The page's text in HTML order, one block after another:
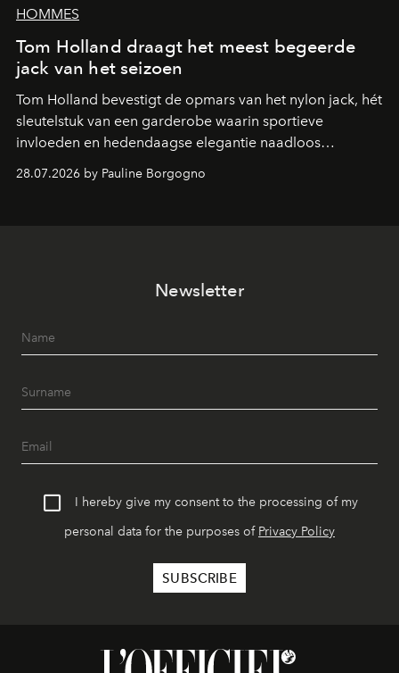
HOMMES
Tom Holland draagt het meest begeerde
jack van het seizoen
Tom Holland bevestigt de opmars van het nylon jack, hét
sleutelstuk van een garderobe waarin sportieve
invloeden en hedendaagse elegantie naadloos
samenkomen.
28.07.2026 by Pauline Borgogno
Newsletter
I hereby give my consent to the processing of my
personal data for the purposes of Privacy Policy